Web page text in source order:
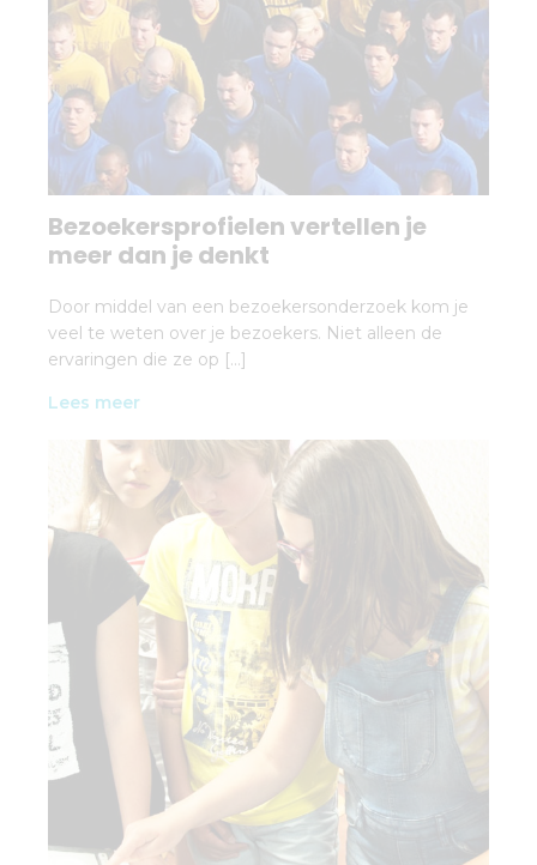
Bezoekersprofielen vertellen je
meer dan je denkt
Door middel van een bezoekersonderzoek kom je
veel te weten over je bezoekers. Niet alleen de
ervaringen die ze op […]
Lees meer